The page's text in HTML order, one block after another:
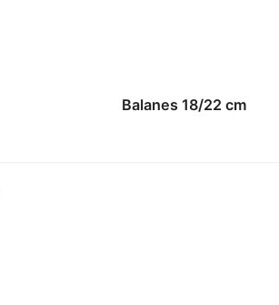
Balanes 18/22 cm